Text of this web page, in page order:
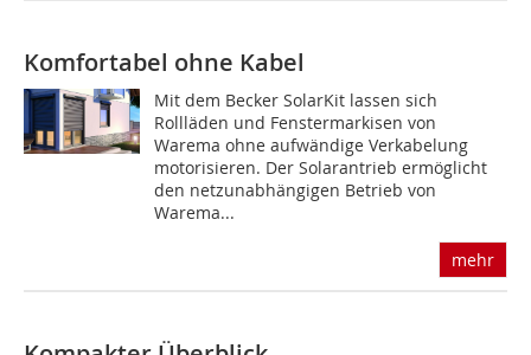
Komfortabel ohne Kabel
Mit dem Becker SolarKit lassen sich
Rollläden und Fenstermarkisen von
Warema ohne aufwändige Verkabelung
motorisieren. Der Solarantrieb ermöglicht
den netzunabhängigen Betrieb von
Warema...
mehr